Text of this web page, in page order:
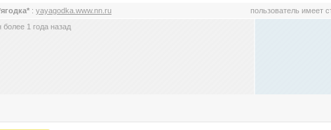
: yayagodka.www.nn.ru пользователь имеет
1 года назад